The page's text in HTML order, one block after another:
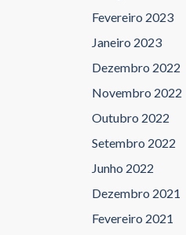
Fevereiro 2023
Janeiro 2023
Dezembro 2022
Novembro 2022
Outubro 2022
Setembro 2022
Junho 2022
Dezembro 2021
Fevereiro 2021